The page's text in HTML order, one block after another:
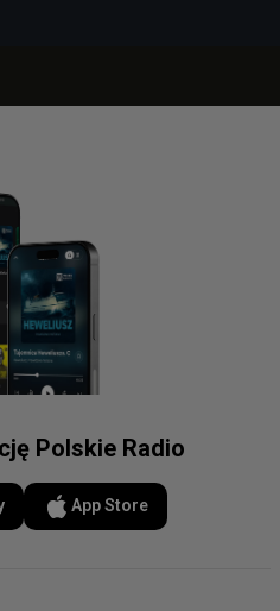
Polskie Radio
App Store